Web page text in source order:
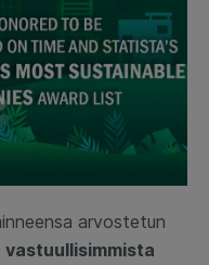
arvostetun
vastuullisimmista